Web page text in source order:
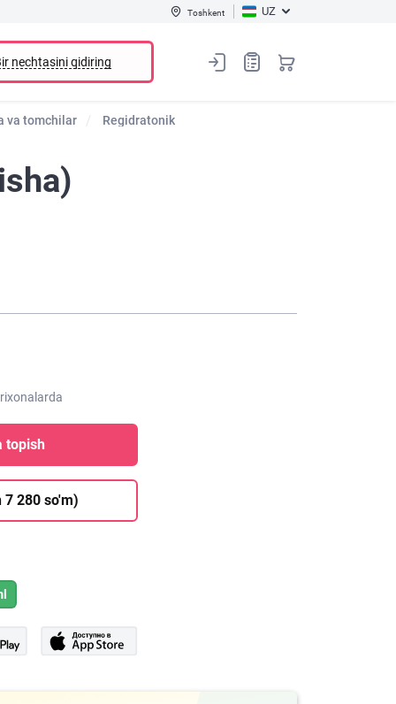
Toshkent UZ
nechtasini qidiring
va tomchilar Regidratonik
topish
280 so'm)